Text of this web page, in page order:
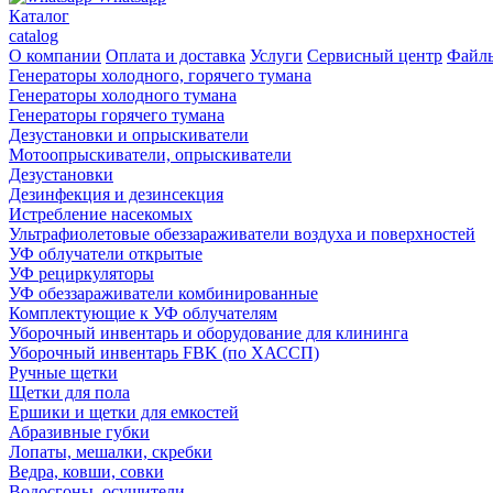
Каталог
catalog
О компании Оплата и доставка Услуги Сервисный центр
Генераторы холодного, горячего тумана
Генераторы холодного тумана
Генераторы горячего тумана
Дезустановки и опрыскиватели
Мотоопрыскиватели, опрыскиватели
Дезустановки
Дезинфекция и дезинсекция
Истребление насекомых
Ультрафиолетовые обеззараживатели воздуха и поверхностей
УФ облучатели открытые
УФ рециркуляторы
УФ обеззараживатели комбинированные
Комплектующие к УФ облучателям
Уборочный инвентарь и оборудование для клининга
Уборочный инвентарь FBK (по ХАССП)
Ручные щетки
Щетки для пола
Ершики и щетки для емкостей
Абразивные губки
Лопаты, мешалки, скребки
Ведра, ковши, совки